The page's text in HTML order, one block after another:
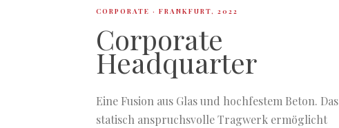
CORPORATE · FRANKFURT, 2022
Corporate
Headquarter
Eine Fusion aus Glas und hochfestem Beton. Das
statisch anspruchsvolle Tragwerk ermöglicht